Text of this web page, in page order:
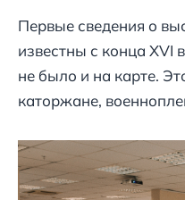
Первые сведения о
известны с конца XVI
не было и на карте.
каторжане,